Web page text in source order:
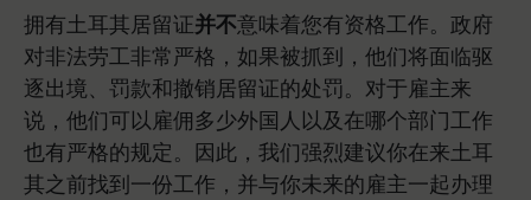
拥有土耳其居留证并不意味着您有资格工作。政府
对非法劳工非常严格，如果被抓到，他们将面临驱
逐出境、罚款和撤销居留证的处罚。对于雇主来
说，他们可以雇佣多少外国人以及在哪个部门工作
也有严格的规定。因此，我们强烈建议你在来土耳
其之前找到一份工作，并与你未来的雇主一起办理